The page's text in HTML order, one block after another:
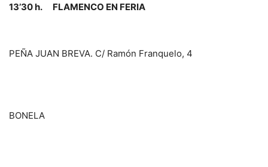
13’30 h. FLAMENCO EN FERIA
PEÑA JUAN BREVA. C/ Ramón Franquelo, 4
BONELA